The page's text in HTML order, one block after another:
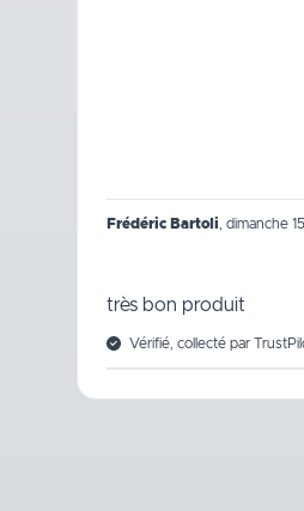
Frédéric Bartoli dimanche
très bon produit
Vérifié, collecté par